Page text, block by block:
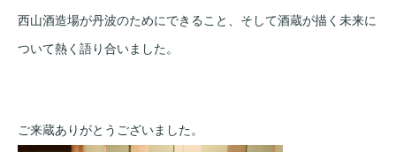
西山酒造場が丹波のためにできること、そして酒蔵が描く未来に
ついて熱く語り合いました。
ご来蔵ありがとうございました。